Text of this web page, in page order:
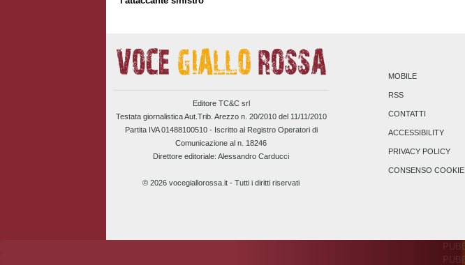
Editore TC&C srl
Testata giornalistica Aut.Trib. Arezzo n. 20/2010 del 11/11/2010
Partita IVA 01488100510 - Iscritto al Registro Operatori di
Comunicazione al n. 18246
Direttore editoriale: Alessandro Carducci
© 2026 vocegiallorossa.it - Tutti i diritti riservati
MOBILE
RSS
CONTATTI
ACCESSIBILITY
PRIVACY POLICY
CONSENSO COOKIE